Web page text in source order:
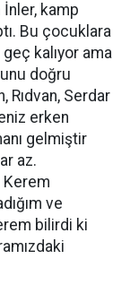
kamp
Bu çocuklara
kalıyor ama
doğru
Rıdvan, Serdar
erken
gelmiştir
az.
Kerem
ve
bilirdi ki